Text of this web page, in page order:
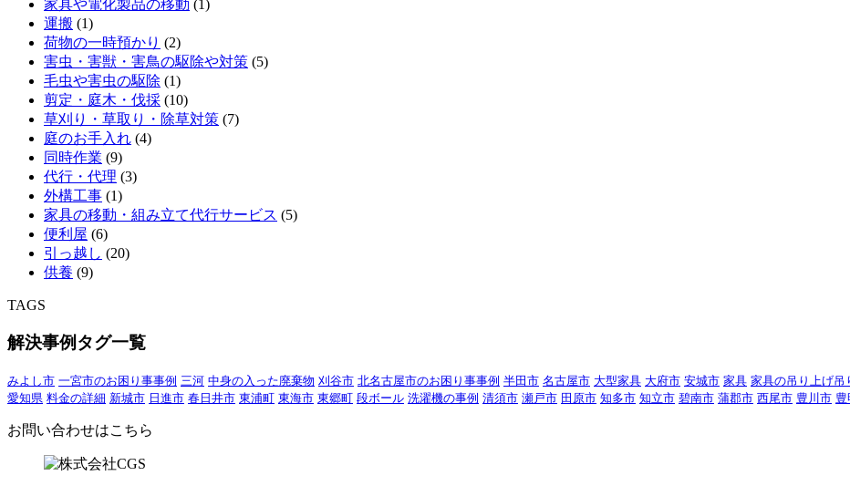
家具や電化製品の移動 (1)
運搬 (1)
荷物の一時預かり (2)
害虫・害獣・害鳥の駆除や対策 (5)
毛虫や害虫の駆除 (1)
剪定・庭木・伐採 (10)
草刈り・草取り・除草対策 (7)
庭のお手入れ (4)
同時作業 (9)
代行・代理 (3)
外構工事 (1)
家具の移動・組み立て代行サービス (5)
便利屋 (6)
引っ越し (20)
供養 (9)
TAGS
解決事例タグ一覧
みよし市 一宮市のお困り事事例 三河 中身の入った廃棄物 刈谷市 北名古屋市のお困り事事例 半田市 名古屋市 大型家具 大府市 安城市 家具 家具の吊り上げ吊
愛知県 料金の詳細 新城市 日進市 春日井市 東浦町 東海市 東郷町 段ボール 洗濯機の事例 清須市 瀬戸市 田原市 知多市 知立市 碧南市 蒲郡市 西尾市 豊川市 豊
お問い合わせはこちら